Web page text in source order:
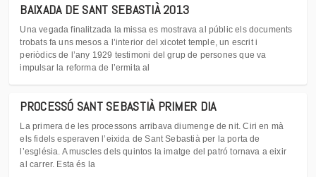
BAIXADA DE SANT SEBASTIÀ 2013
Una vegada finalitzada la missa es mostrava al públic els documents
trobats fa uns mesos a l’interior del xicotet temple, un escrit i
periòdics de l’any 1929 testimoni del grup de persones que va
impulsar la reforma de l’ermita al
PROCESSÓ SANT SEBASTIÀ PRIMER DIA
La primera de les processons arribava diumenge de nit. Ciri en mà
els fidels esperaven l’eixida de Sant Sebastià per la porta de
l’església. A muscles dels quintos la imatge del patró tornava a eixir
al carrer. Esta és la